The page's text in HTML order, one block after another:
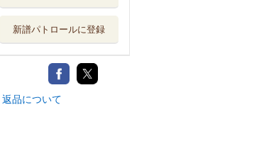
新譜パトロールに登録
返品について